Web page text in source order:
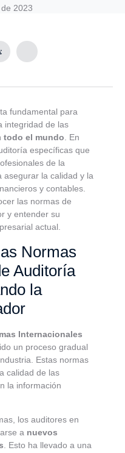
2023
fundamental para
integridad de las
todo el mundo. En
específicas que
de la
asegurar la calidad y la
y contables.
las normas de
y entender su
actual.
Normas
Auditoría
la
Internacionales
un proceso gradual
Estas normas
calidad de las
la información
los auditores en
a nuevos
. Esto ha llevado a una